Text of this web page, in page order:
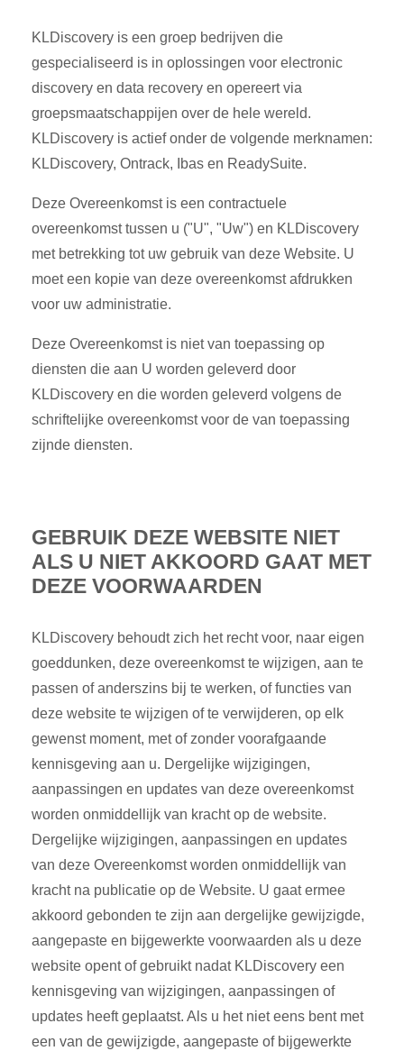
KLDiscovery is een groep bedrijven die
gespecialiseerd is in oplossingen voor electronic
discovery en data recovery en opereert via
groepsmaatschappijen over de hele wereld.
KLDiscovery is actief onder de volgende merknamen:
KLDiscovery, Ontrack, Ibas en ReadySuite.
Deze Overeenkomst is een contractuele
overeenkomst tussen u ("U", "Uw") en KLDiscovery
met betrekking tot uw gebruik van deze Website. U
moet een kopie van deze overeenkomst afdrukken
voor uw administratie.
Deze Overeenkomst is niet van toepassing op
diensten die aan U worden geleverd door
KLDiscovery en die worden geleverd volgens de
schriftelijke overeenkomst voor de van toepassing
zijnde diensten.
GEBRUIK DEZE WEBSITE NIET
ALS U NIET AKKOORD GAAT MET
DEZE VOORWAARDEN
KLDiscovery behoudt zich het recht voor, naar eigen
goeddunken, deze overeenkomst te wijzigen, aan te
passen of anderszins bij te werken, of functies van
deze website te wijzigen of te verwijderen, op elk
gewenst moment, met of zonder voorafgaande
kennisgeving aan u. Dergelijke wijzigingen,
aanpassingen en updates van deze overeenkomst
worden onmiddellijk van kracht op de website.
Dergelijke wijzigingen, aanpassingen en updates
van deze Overeenkomst worden onmiddellijk van
kracht na publicatie op de Website. U gaat ermee
akkoord gebonden te zijn aan dergelijke gewijzigde,
aangepaste en bijgewerkte voorwaarden als u deze
website opent of gebruikt nadat KLDiscovery een
kennisgeving van wijzigingen, aanpassingen of
updates heeft geplaatst. Als u het niet eens bent met
een van de gewijzigde, aangepaste of bijgewerkte